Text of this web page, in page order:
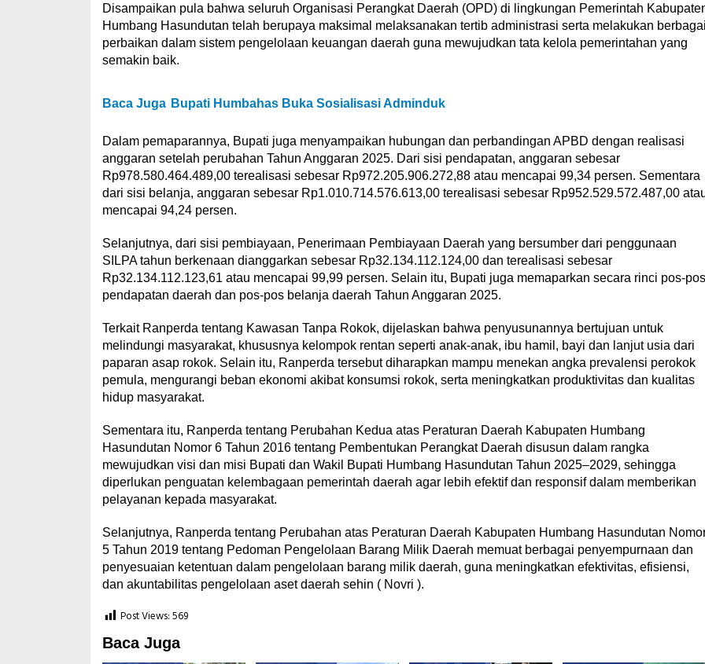
Disampaikan pula bahwa seluruh Organisasi Perangkat Daerah (OPD) di lingkungan Pemerintah
Humbang Hasundutan telah berupaya maksimal melaksanakan tertib administrasi serta melakukan
perbaikan dalam sistem pengelolaan keuangan daerah guna mewujudkan tata kelola pemerintahan yang
semakin baik.
Baca Juga Bupati Humbahas Buka Sosialisasi Adminduk
Dalam pemaparannya, Bupati juga menyampaikan hubungan dan perbandingan APBD dengan realisasi
anggaran setelah perubahan Tahun Anggaran 2025. Dari sisi pendapatan, anggaran sebesar
Rp978.580.464.489,00 terealisasi sebesar Rp972.205.906.272,88 atau mencapai 99,34 persen. Sementara
dari sisi belanja, anggaran sebesar Rp1.010.714.576.613,00 terealisasi sebesar Rp952.529.572.487,00
mencapai 94,24 persen.
Selanjutnya, dari sisi pembiayaan, Penerimaan Pembiayaan Daerah yang bersumber dari penggunaan
SILPA tahun berkenaan dianggarkan sebesar Rp32.134.112.124,00 dan terealisasi sebesar
Rp32.134.112.123,61 atau mencapai 99,99 persen. Selain itu, Bupati juga memaparkan secara rinci pos-pos
pendapatan daerah dan pos-pos belanja daerah Tahun Anggaran 2025.
Terkait Ranperda tentang Kawasan Tanpa Rokok, dijelaskan bahwa penyusunannya bertujuan untuk
melindungi masyarakat, khususnya kelompok rentan seperti anak-anak, ibu hamil, bayi dan lanjut usia dari
paparan asap rokok. Selain itu, Ranperda tersebut diharapkan mampu menekan angka prevalensi perokok
pemula, mengurangi beban ekonomi akibat konsumsi rokok, serta meningkatkan produktivitas dan kualitas
hidup masyarakat.
Sementara itu, Ranperda tentang Perubahan Kedua atas Peraturan Daerah Kabupaten Humbang
Hasundutan Nomor 6 Tahun 2016 tentang Pembentukan Perangkat Daerah disusun dalam rangka
mewujudkan visi dan misi Bupati dan Wakil Bupati Humbang Hasundutan Tahun 2025–2029, sehingga
diperlukan penguatan kelembagaan pemerintah daerah agar lebih efektif dan responsif dalam memberikan
pelayanan kepada masyarakat.
Selanjutnya, Ranperda tentang Perubahan atas Peraturan Daerah Kabupaten Humbang Hasundutan
5 Tahun 2019 tentang Pedoman Pengelolaan Barang Milik Daerah memuat berbagai penyempurnaan dan
penyesuaian ketentuan dalam pengelolaan barang milik daerah, guna meningkatkan efektivitas, efisiensi,
dan akuntabilitas pengelolaan aset daerah sehin ( Novri ).
Post Views:569
Baca Juga